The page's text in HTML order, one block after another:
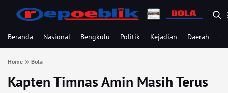
Beranda Nasional Bengkulu Politik Kejadian Daerah
Home Bola
Kapten Timnas Amin Masih Terus